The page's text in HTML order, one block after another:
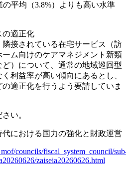
平均（3.8%）よりも高い水準
の適正化
接されている在宅サービス（訪
ム向けのケアマネジメント新類
）について、通常の地域巡回型
く利益率が高い傾向にあるとし、
の適正化を行うよう要請していま
い。
における国力の強化と財政運営
councils/fiscal_system_council/
zaiseia20260626.html